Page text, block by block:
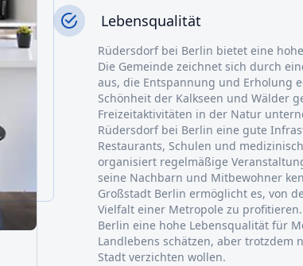
Lebensqualität
Rüdersdorf bei Berlin bietet eine
Die Gemeinde zeichnet sich durch
aus, die Entspannung und Erholung
Schönheit der Kalkseen und Wälder
Freizeitaktivitäten in der Natur
Rüdersdorf bei Berlin eine gute
Restaurants, Schulen und
organisiert regelmäßige
seine Nachbarn und Mitbewohner
Großstadt Berlin ermöglicht es, von
Vielfalt einer Metropole zu
Berlin eine hohe Lebensqualität für
Landlebens schätzen, aber trotzdem
Stadt verzichten wollen.